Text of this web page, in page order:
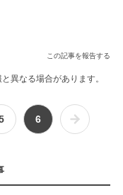
この記事を報告する
異なる場合があります。
6